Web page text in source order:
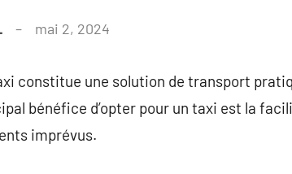
mai 2, 2024
constitue une solution de transport
bénéfice d’opter pour un taxi est la
imprévus.